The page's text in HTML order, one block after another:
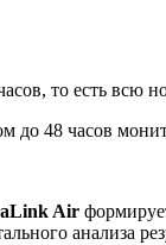
то есть всю
до 48 часов
Air
анализа